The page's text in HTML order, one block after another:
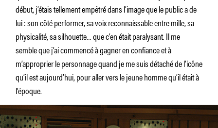
début, j’étais tellement empêtré dans l’image que le public a de
lui : son côté performer, sa voix reconnaissable entre mille, sa
physicalité, sa silhouette… que c’en était paralysant. Il me
semble que j’ai commencé à gagner en confiance et à
m’approprier le personnage quand je me suis détaché de l’icône
qu’il est aujourd’hui, pour aller vers le jeune homme qu’il était à
l’époque.